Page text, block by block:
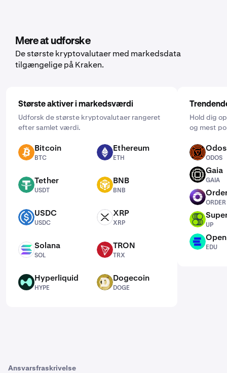
mængde, du gerne vil købe, og vælg frekvensen ved at
klikke på "Én gang" og vælge en frekvens, der virker for
dig: Dagligt, ugentligt eller månedligt.
Mere at udforske
De største kryptovalutaer med markedsdata
tilgængelige på Kraken.
Største aktiver i markedsværdi
Udforsk de største kryptovalutaer rangeret
efter samlet værdi.
BTC Bitcoin
BTC
ETH Ethereum
ETH
USDT Tether
USDT
BNB BNB
BNB
USDC USDC
USDC
XRP XRP
XRP
SOL Solana
SOL
TRX TRON
TRX
HYPE Hyperliquid
HYPE
DOGE Dogecoin
DOGE
Hold dig
og mest
ODOS
ODOS
Gaia
GAIA
ORDER
ORDER
UP
UP
EDU
EDU
Ansvarsfraskrivelse